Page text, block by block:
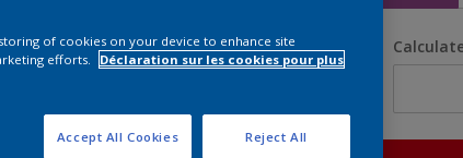
Quantité
of cookies on your device to enhance site
efforts.
Déclaration sur les cookies pour plus
Reject All
Accept All Cookies